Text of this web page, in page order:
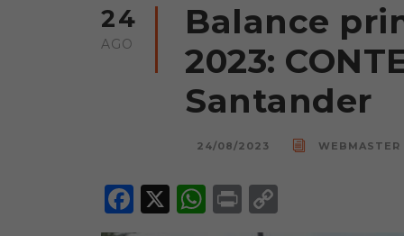
24
AGO
Balance
2023:
Santander
24/08/2023 WEBMASTER
F
a
X
W P
ri